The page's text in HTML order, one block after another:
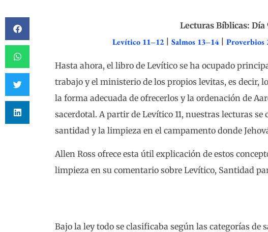
Lecturas Bíblicas: Día
Levítico 11–12| Salmos 13–14| Proverbios
Hasta ahora, el libro de Levítico se ha ocupado
trabajo y el ministerio de los propios levitas, es decir,
la forma adecuada de ofrecerlos y la ordenación de
sacerdotal. A partir de Levítico 11, nuestras lecturas se
santidad y la limpieza en el campamento donde
Allen Ross ofrece esta útil explicación de estos
limpieza en su comentario sobre Levítico, Santidad
Bajo la ley todo se clasificaba según las categorías de